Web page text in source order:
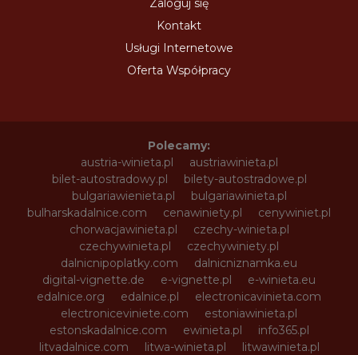
Zaloguj się
Kontakt
Usługi Internetowe
Oferta Współpracy
Polecamy:
austria-winieta.pl
austriawinieta.pl
bilet-autostradowy.pl
bilety-autostradowe.pl
bulgariawienieta.pl
bulgariawinieta.pl
bulharskadalnice.com
cenawiniety.pl
cenywiniet.pl
chorwacjawinieta.pl
czechy-winieta.pl
czechywinieta.pl
czechywiniety.pl
dalnicnipoplatky.com
dalnicniznamka.eu
digital-vignette.de
e-vignette.pl
e-winieta.eu
edalnice.org
edalnice.pl
electronicavinieta.com
electroniceviniete.com
estoniawinieta.pl
estonskadalnice.com
ewinieta.pl
info365.pl
litvadalnice.com
litwa-winieta.pl
litwawinieta.pl